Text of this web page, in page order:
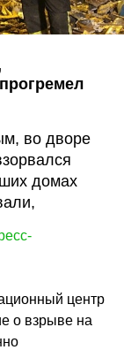
во дворе
домах
центр
о взрыве на